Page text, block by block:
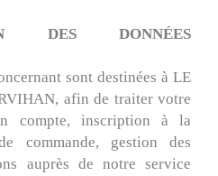
DES DONNÉES
sont destinées à LE
afin de traiter votre
compte, inscription à la
commande, gestion des
auprès de notre service